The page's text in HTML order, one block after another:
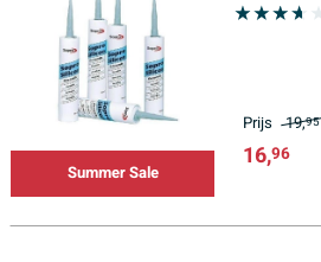
Summer Sale
Prijs 19,95
16,96